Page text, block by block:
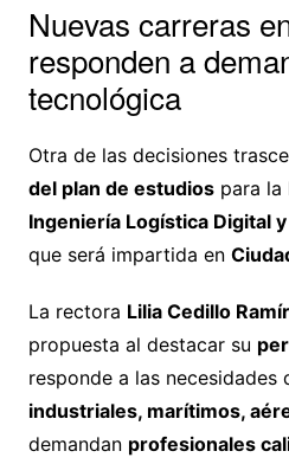
Nuevas carreras
responden a
tecnológica
Otra de las decisiones
del plan de estudiospara la
Ingeniería Logística Digital
que será impartida en
La rectora Lilia Cedillo
propuesta al destacar su
responde a las necesidades
industriales, marítimos,
demandan profesionales